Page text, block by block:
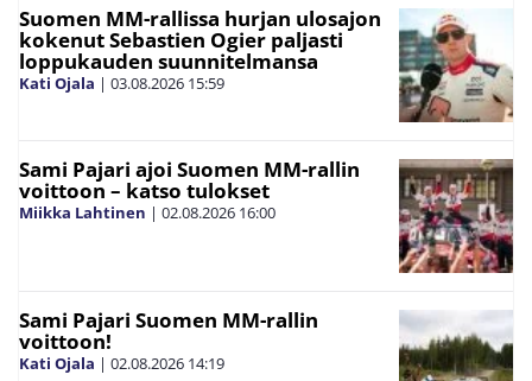
Suomen MM-rallissa hurjan ulosajon
kokenut Sebastien Ogier paljasti
loppukauden suunnitelmansa
Kati Ojala | 03.08.2026 15:59
Sami Pajari ajoi Suomen MM-rallin
voittoon – katso tulokset
Miikka Lahtinen | 02.08.2026 16:00
Sami Pajari Suomen MM-rallin
voittoon!
Kati Ojala | 02.08.2026 14:19